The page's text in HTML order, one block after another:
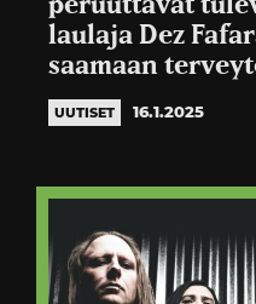
peruuttavat
laulaja Dez
saamaan
UUTISET 16.1.2025